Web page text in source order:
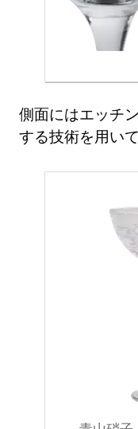
側面にはエッチ
する技術を用い